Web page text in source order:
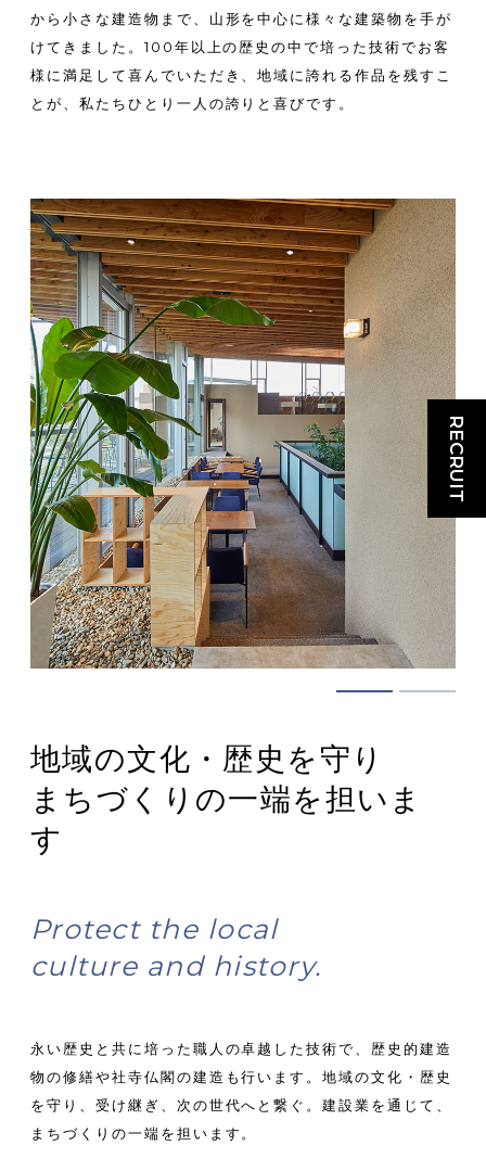
から 小さな建造物まで、山形を中心に様々な建築物を手が
けてきました。 100年以上の歴史の中で培った技術でお客
様に満足して喜んでいただき、地域に誇れる作品を残すこ
とが、 私たちひとり一人の誇りと喜びです。
地域の文化・歴史を守り
まちづくりの一端を担いま
す
Protect the local
culture and history.
永い歴史と共に培った職人の卓越した技術で、 歴史的建造
物の修繕や社寺仏閣の建造も行います。地域の文化・歴史
を守り、受け継ぎ、 次の世代へと繋ぐ。建設業を通じて、
まちづくりの一端を担います。
RECRUIT